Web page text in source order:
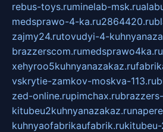
rebus-toys.ruminelab-msk.ru
medsprawo-4-ka.ru2864420.ru
zajmy24.rutovudyi-4-
brazzerscom.rumedsprawo4ka.ru
xehyroo5kuhnyanazakaz.ru
vskrytie-zamkov-moskva-113.ru
zed-online.rupimchax.ru
kitubeu2kuhnyanazakaz.ru
kuhnyaofabrikaufabrik.ru